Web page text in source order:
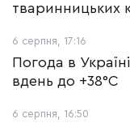
тваринницьких
6 серпня, 17:16
Погода в
вдень до +38°С
6 серпня, 16:50